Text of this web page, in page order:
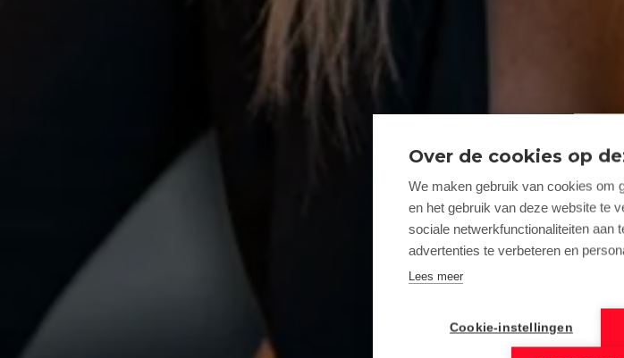
Over de cookies op
We maken gebruik van cookies om
en het gebruik van deze website te
sociale netwerkfunctionaliteiten aan
advertenties te verbeteren en
Lees meer
Cookie-instellingen